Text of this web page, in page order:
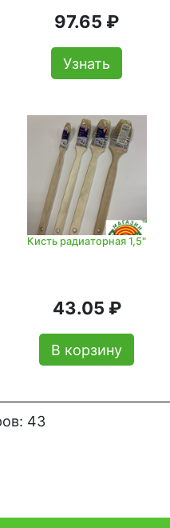
97.65 ₽
Узнать
Кисть радиаторная 1,5"
43.05 ₽
В корзину
43